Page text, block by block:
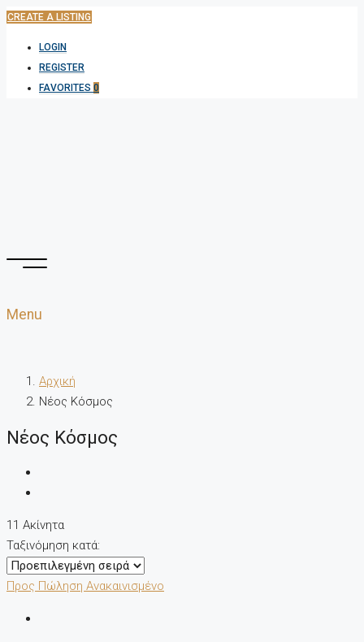
CREATE A LISTING
LOGIN
REGISTER
FAVORITES 0
Menu
Αρχική
Νέος Κόσμος
Νέος Κόσμος
11 Ακίνητα
Ταξινόμηση κατά:
Προς Πώληση Ανακαινισμένο